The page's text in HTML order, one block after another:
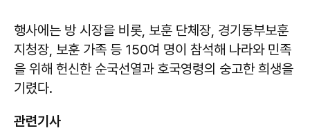
행사에는 방 시장을 비롯, 보훈 단체장, 경기동부보훈
지청장, 보훈 가족 등 150여 명이 참석해 나라와 민족
을 위해 헌신한 순국선열과 호국영령의 숭고한 희생을
기렸다.
관련기사